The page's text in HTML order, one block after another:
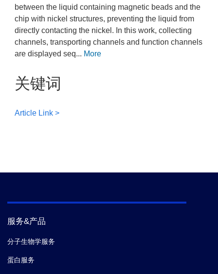
between the liquid containing magnetic beads and the
chip with nickel structures, preventing the liquid from
directly contacting the nickel. In this work, collecting
channels, transporting channels and function channels
are displayed seq... More
关键词
Article Link >
服务&产品
分子生物学服务
蛋白服务